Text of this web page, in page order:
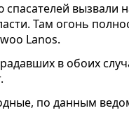
вызвали
Там огонь
Lanos.
в обоих
по данным